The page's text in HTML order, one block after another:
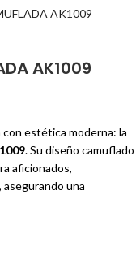
AK1009
AK1009
con estética moderna: la
. Su diseño camuflado
aficionados,
una